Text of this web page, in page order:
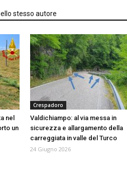
stesso autore
nel
un
Crespadoro
Valdichiampo: al via messa in
sicurezza e allargamento della
carreggiata in valle del Turco
24 Giugno 2026